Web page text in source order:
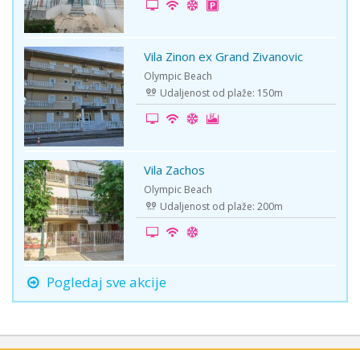
-5% Vila Zinon ex Grand Zivanovic
Olympic Beach
Udaljenost od plaže: 150m
First Minute Vila Zachos
Olympic Beach
Udaljenost od plaže: 200m
Pogledaj sve akcije